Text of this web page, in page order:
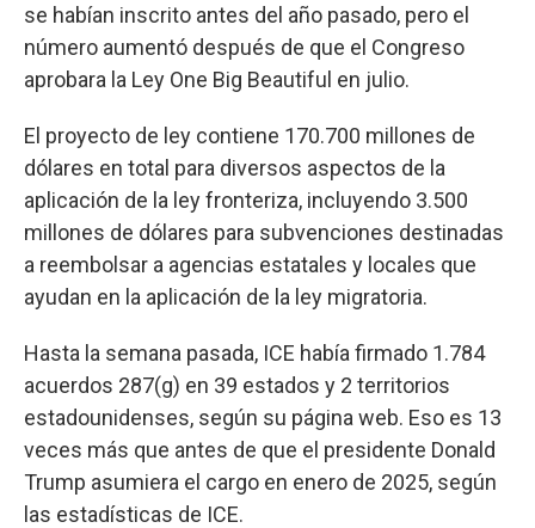
se habían inscrito antes del año pasado, pero el
número aumentó después de que el Congreso
aprobara la Ley One Big Beautiful en julio.
El proyecto de ley contiene 170.700 millones de
dólares en total para diversos aspectos de la
aplicación de la ley fronteriza, incluyendo 3.500
millones de dólares para subvenciones destinadas
a reembolsar a agencias estatales y locales que
ayudan en la aplicación de la ley migratoria.
Hasta la semana pasada, ICE había firmado 1.784
acuerdos 287(g) en 39 estados y 2 territorios
estadounidenses, según su página web. Eso es 13
veces más que antes de que el presidente Donald
Trump asumiera el cargo en enero de 2025, según
las estadísticas de ICE.